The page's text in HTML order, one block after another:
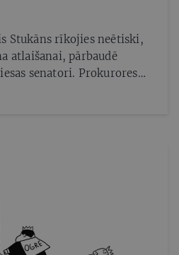
Stukāns rīkojies neētiski,
atlaišanai, pārbaudē
senatori. Prokurores
gan atklāj uztraucošu